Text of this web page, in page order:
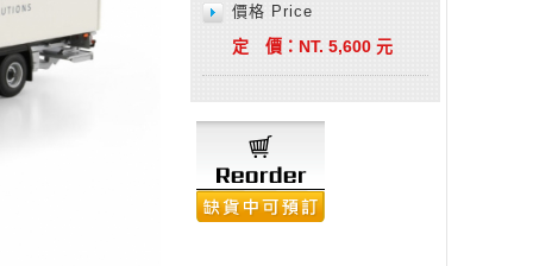
價格 Price
定 價： NT. 5,600 元